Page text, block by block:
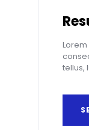
tellus,